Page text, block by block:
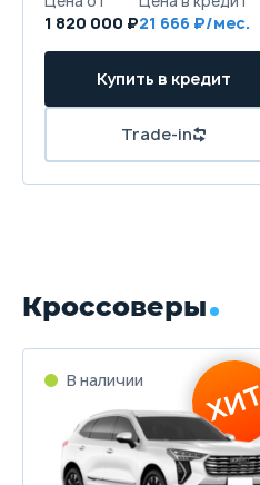
1 820 000 ₽21 666 ₽/мес.
Купить в кредит
Trade-in
Кроссоверы
В наличии ХИТ